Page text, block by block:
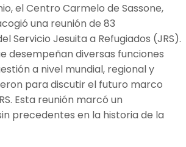
el Centro Carmelo de Sassone,
una reunión de 83
Servicio Jesuita a Refugiados (JRS).
desempeñan diversas funciones
a nivel mundial, regional y
para discutir el futuro marco
Esta reunión marcó un
precedentes en la historia de la